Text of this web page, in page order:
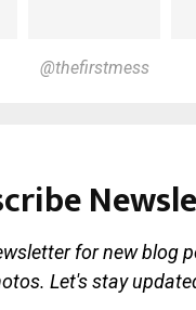
@thefirstmess
for new blog
Let's stay